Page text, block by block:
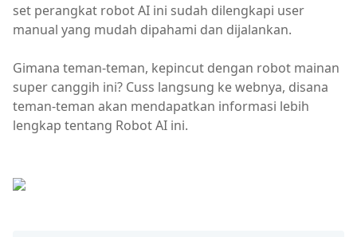
set perangkat robot AI ini sudah dilengkapi user
manual yang mudah dipahami dan dijalankan.
Gimana teman-teman, kepincut dengan robot mainan
super canggih ini? Cuss langsung ke webnya, disana
teman-teman akan mendapatkan informasi lebih
lengkap tentang Robot AI ini.